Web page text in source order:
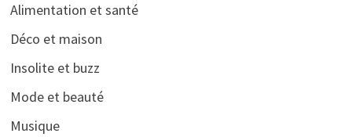
Alimentation et santé
Déco et maison
Insolite et buzz
Mode et beauté
Musique